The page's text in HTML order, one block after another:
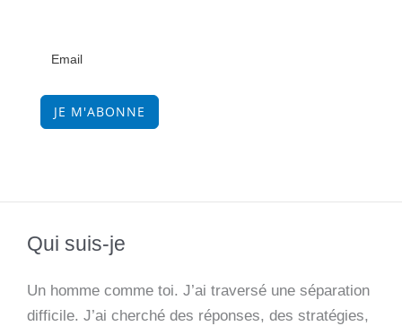
JE M'ABONNE
Qui suis-je
Un homme comme toi. J’ai traversé une séparation
difficile. J’ai cherché des réponses, des stratégies,